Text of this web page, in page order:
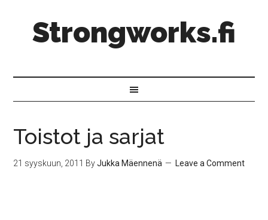
Strongworks.fi
Toistot ja sarjat
21 syyskuun, 2011 ByJukka Mäennenä Leave a Comment